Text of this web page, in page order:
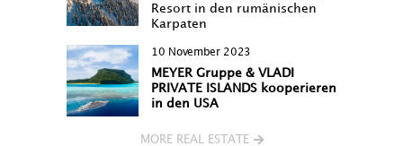
Resort in den rumänischen
Karpaten
10 November 2023
MEYER Gruppe & VLADI
PRIVATE ISLANDS kooperieren
in den USA
MORE REAL ESTATE